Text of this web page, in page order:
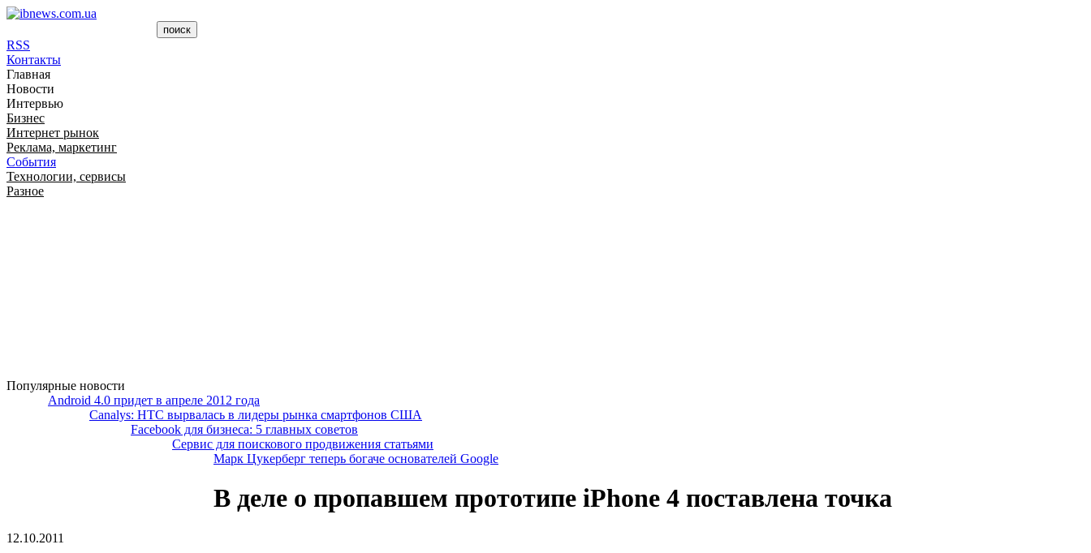
RSS
Контакты
Главная
Новости
Интервью
Бизнес
Интернет рынок
Реклама, маркетинг
События
Технологии, сервисы
Разное
Популярные новости
Android 4.0 придет в апреле 2012 года
Canalys: HTC вырвалась в лидеры рынка смартфонов США
Facebook для бизнеса: 5 главных советов
Сервис для поискового продвижения статьями
Марк Цукерберг теперь богаче основателей Google
В деле о пропавшем прототипе iPhone 4 поставлена точка
12.10.2011